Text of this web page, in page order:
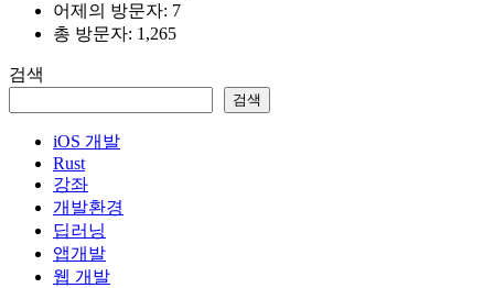
어제의 방문자: 7
총 방문자: 1,265
검색
검색
iOS 개발
Rust
강좌
개발환경
딥러닝
앱개발
웹 개발